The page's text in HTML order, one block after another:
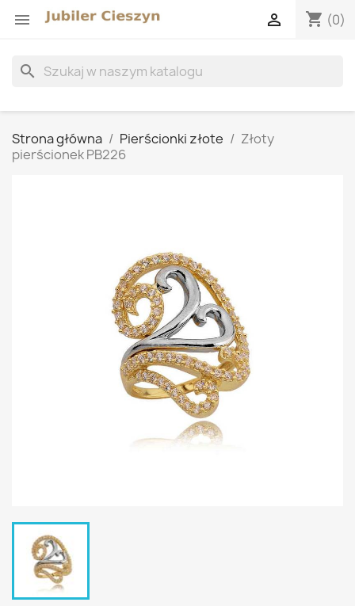
 shopping_cart (0)

search
Strona główna Pierścionki złote
Złoty
pierścionek PB226